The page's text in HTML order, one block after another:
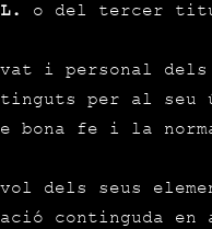
o del tercer
i personal
per al seu
bona fe i la
dels seus
continguda en